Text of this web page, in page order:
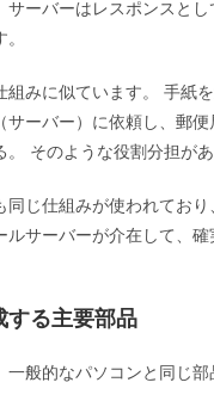
サーバーはレスポンスとし
組みに似ています。 手紙
サーバー）に依頼し、郵
。 そのような役割分担があ
同じ仕組みが使われてお
ルサーバーが介在して、
する主要部品
一般的なパソコンと同じ部